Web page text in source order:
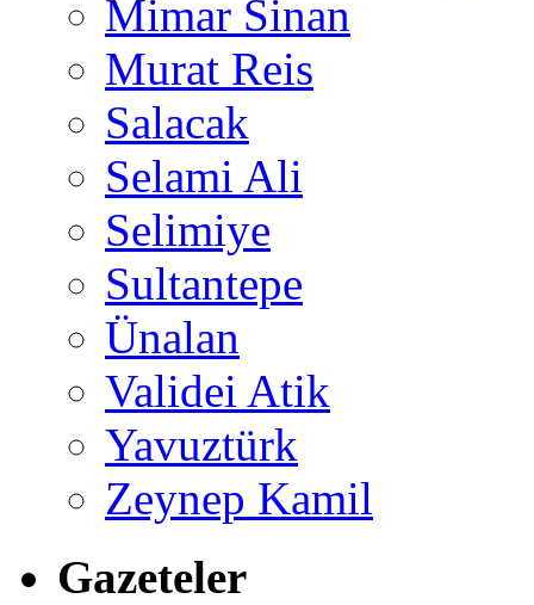
Mimar Sinan
Murat Reis
Salacak
Selami Ali
Selimiye
Sultantepe
Ünalan
Validei Atik
Yavuztürk
Zeynep Kamil
Gazeteler